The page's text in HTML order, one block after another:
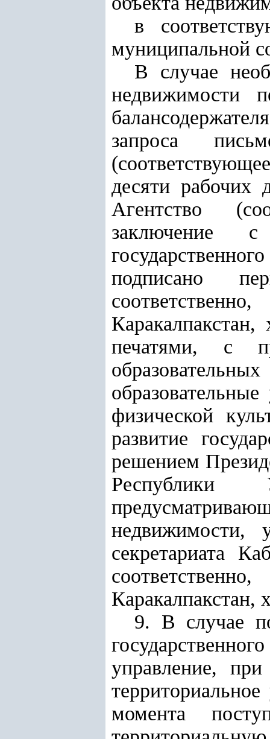
в
муниципальной
В случае
недвижимости
запроса
десяти рабочих
Агентство
заключение с
подписано
печатями, с
физической
развитие
решением
Республики
недвижимости,
секретариата
Каракалпакстан,
9. В случае
управление,
момента